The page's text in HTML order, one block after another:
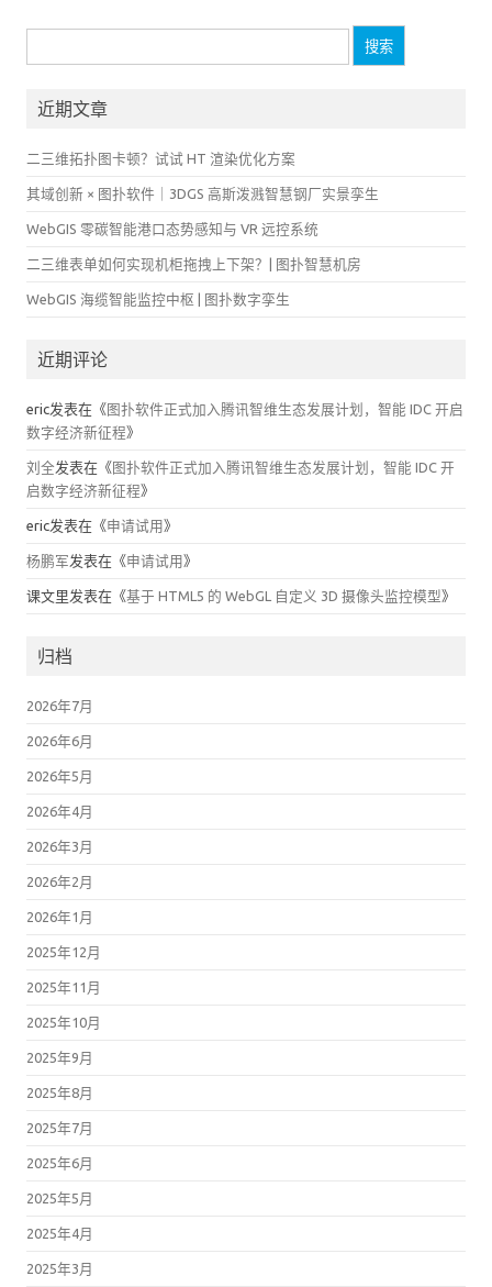
索：
近期文章
二三维拓扑图卡顿？试试 HT 渲染优化方案
其域创新 × 图扑软件｜3DGS 高斯泼溅智慧钢厂实景孪生
WebGIS 零碳智能港口态势感知与 VR 远控系统
二三维表单如何实现机柜拖拽上下架？| 图扑智慧机房
WebGIS 海缆智能监控中枢 | 图扑数字孪生
近期评论
eric发表在《 图扑软件正式加入腾讯智维生态发展计划，智能 IDC 开启
数字经济新征程》
刘全发表在《 图扑软件正式加入腾讯智维生态发展计划，智能 IDC 开
启数字经济新征程》
eric发表在《申请试用 》
杨鹏军发表在《申请试用 》
课文里发表在《基于 HTML5 的 WebGL 自定义 3D 摄像头监控模型》
归档
2026年7月
2026年6月
2026年5月
2026年4月
2026年3月
2026年2月
2026年1月
2025年12月
2025年11月
2025年10月
2025年9月
2025年8月
2025年7月
2025年6月
2025年5月
2025年4月
2025年3月